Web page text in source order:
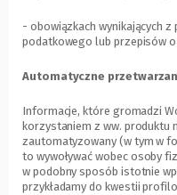
- obowiązkach wynikających
podatkowego lub przepisów
Automatyczne
Informacje, które gromadzi
korzystaniem z ww. produktu
zautomatyzowany (w tym w
to wywoływać wobec osoby
w podobny sposób istotnie
przykładamy do kwestii